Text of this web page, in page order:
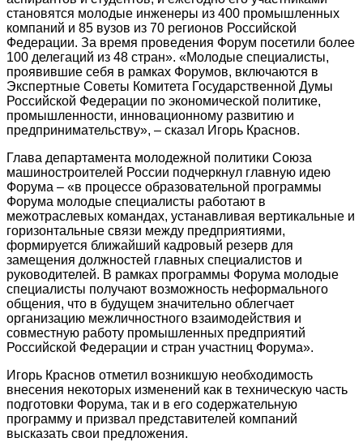
становятся молодые инженеры из 400 промышленных
компаний и 85 вузов из 70 регионов Российской
Федерации. За время проведения Форум посетили более
100 делегаций из 48 стран». «Молодые специалисты,
проявившие себя в рамках Форумов, включаются в
Экспертные Советы Комитета Государственной Думы
Российской Федерации по экономической политике,
промышленности, инновационному развитию и
предпринимательству», – сказал Игорь Краснов.
Глава департамента молодежной политики Союза
машиностроителей России подчеркнул главную идею
Форума – «в процессе образовательной программы
Форума молодые специалисты работают в
межотраслевых командах, устанавливая вертикальные и
горизонтальные связи между предприятиями,
формируется ближайший кадровый резерв для
замещения должностей главных специалистов и
руководителей. В рамках программы Форума молодые
специалисты получают возможность неформального
общения, что в будущем значительно облегчает
организацию межличностного взаимодействия и
совместную работу промышленных предприятий
Российской Федерации и стран участниц Форума».
Игорь Краснов отметил возникшую необходимость
внесения некоторых изменений как в техническую часть
подготовки Форума, так и в его содержательную
программу и призвал представителей компаний
высказать свои предложения.